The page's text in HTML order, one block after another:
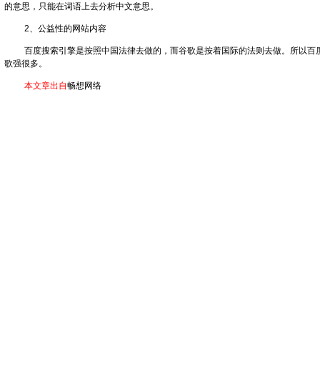
的意思，只能在词语上去分析中文意思。
2、公益性的网站内容
百度搜索引擎是按照中国法律去做的，而谷歌是按着国际的法则去做。所以
歌强很多。
本文章出自畅想网络